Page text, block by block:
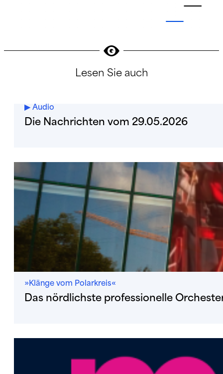
Lesen Sie auch
▶︎ Audio
Die Nachrichten vom 29.05.2026
»Klänge vom Polarkreis«
Das nördlichste professionelle